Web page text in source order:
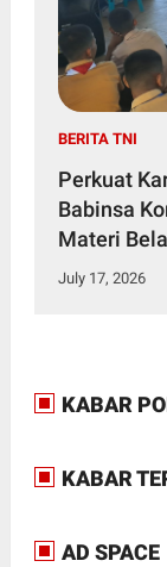
BERITA TNI
Perkuat
Babinsa
Materi
SMKN 3
July 17, 2026
KABAR
KABAR
AD SPACE